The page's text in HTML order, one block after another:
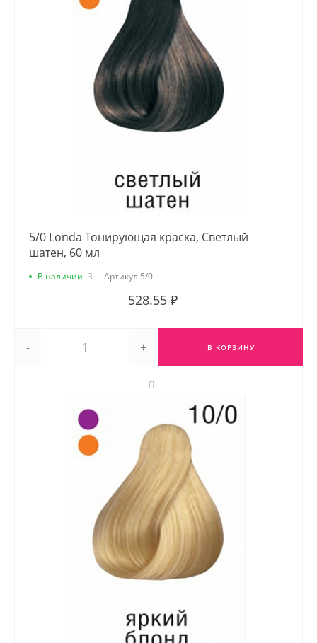
5/0 Londa Тонирующая краска, Светлый
шатен, 60 мл
В наличии 3 Артикул 5/0
528.55 ₽
- + В КОРЗИНУ